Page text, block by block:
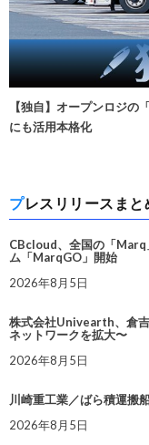
【独自】オープンロジ
にも活用本格化
プレスリリースま
CBcloud、全国の「Marq
ム「MarqGO」開始
2026年8月5日
株式会社Univearth、倉
ネットワークを拡大〜
2026年8月5日
川崎重工業／ばら積運搬
2026年8月5日